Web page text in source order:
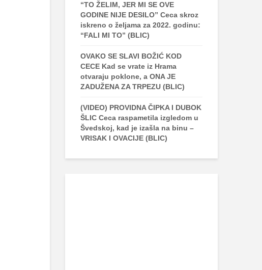
“TO ŽELIM, JER MI SE OVE
GODINE NIJE DESILO” Ceca skroz
iskreno o željama za 2022. godinu:
“FALI MI TO” (BLIC)
OVAKO SE SLAVI BOŽIĆ KOD
CECE Kad se vrate iz Hrama
otvaraju poklone, a ONA JE
ZADUŽENA ZA TRPEZU (BLIC)
(VIDEO) PROVIDNA ČIPKA I DUBOK
ŠLIC Ceca raspametila izgledom u
Švedskoj, kad je izašla na binu –
VRISAK I OVACIJE (BLIC)